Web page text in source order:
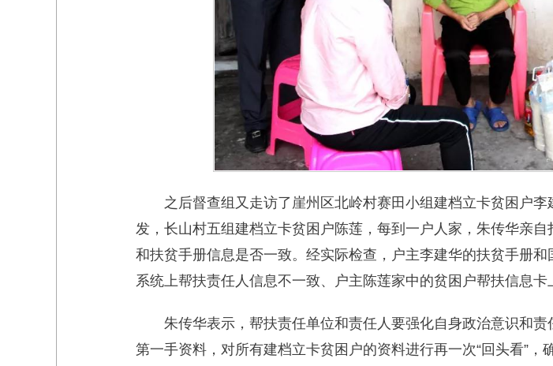
之后督查组又走访了崖州区北岭村赛田小组建档立卡贫困户
发，长山村五组建档立卡贫困户陈莲，每到一户人家，朱传华亲
和扶贫手册信息是否一致。经实际检查，户主李建华的扶贫手册
系统上帮扶责任人信息不一致、户主陈莲家中的贫困户帮扶信息卡
朱传华表示，帮扶责任单位和责任人要强化自身政治意识和
第一手资料，对所有建档立卡贫困户的资料进行再一次“回头看”